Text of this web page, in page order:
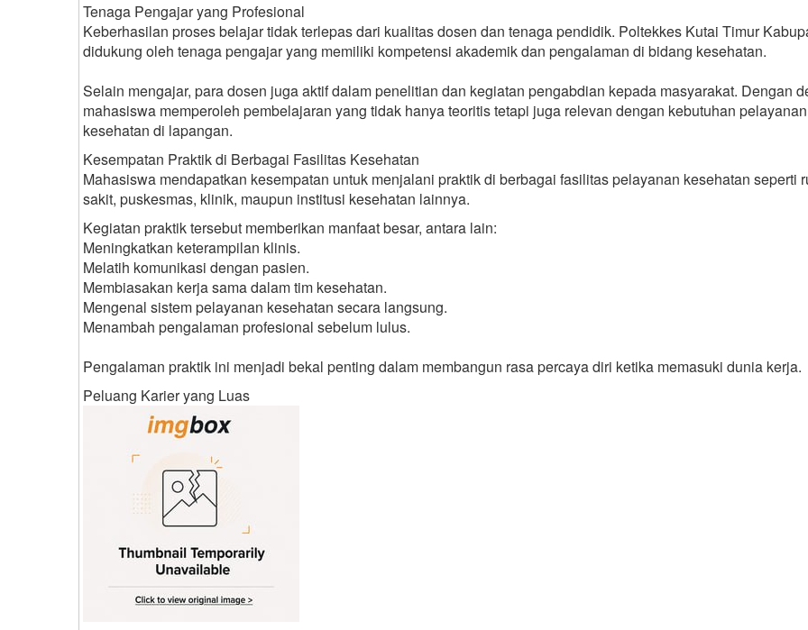
Tenaga Pengajar yang Profesional
Keberhasilan proses belajar tidak terlepas dari kualitas dosen dan tenaga pendidik. Poltekkes Kutai Timur
didukung oleh tenaga pengajar yang memiliki kompetensi akademik dan pengalaman di bidang kesehatan.
Selain mengajar, para dosen juga aktif dalam penelitian dan kegiatan pengabdian kepada masyarakat. Dengan
mahasiswa memperoleh pembelajaran yang tidak hanya teoritis tetapi juga relevan dengan kebutuhan pelayanan
kesehatan di lapangan.
Kesempatan Praktik di Berbagai Fasilitas Kesehatan
Mahasiswa mendapatkan kesempatan untuk menjalani praktik di berbagai fasilitas pelayanan kesehatan seperti
sakit, puskesmas, klinik, maupun institusi kesehatan lainnya.
Kegiatan praktik tersebut memberikan manfaat besar, antara lain:
Meningkatkan keterampilan klinis.
Melatih komunikasi dengan pasien.
Membiasakan kerja sama dalam tim kesehatan.
Mengenal sistem pelayanan kesehatan secara langsung.
Menambah pengalaman profesional sebelum lulus.
Pengalaman praktik ini menjadi bekal penting dalam membangun rasa percaya diri ketika memasuki dunia kerja.
Peluang Karier yang Luas